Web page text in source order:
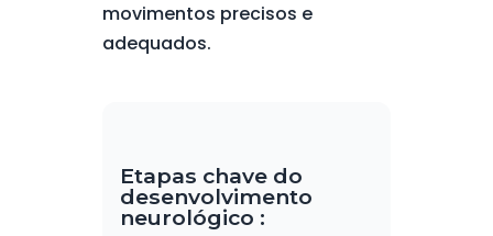
movimentos precisos e
adequados.
Etapas chave do
desenvolvimento
neurológico :